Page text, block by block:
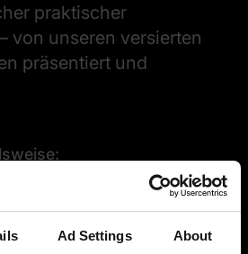
Ad Settings About
praktischer
von unseren versierten
präsentiert und
effizient, unbeaufsichtigt
zu reduzieren